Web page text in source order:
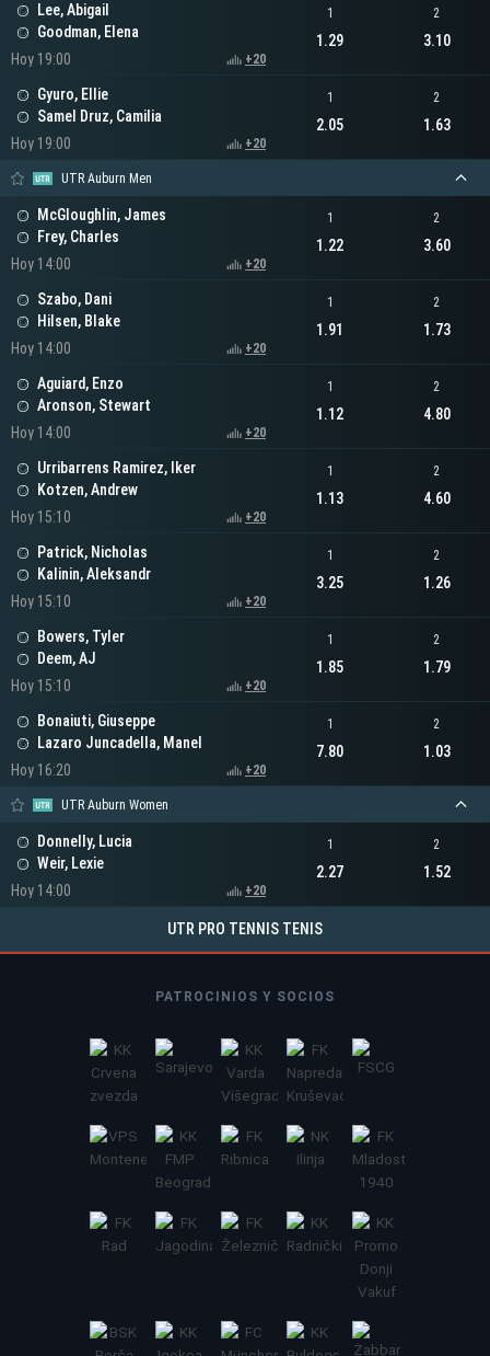
Lee, Abigail
Goodman, Elena
Hoy 19:00
+20
1
1.29
2
3.10
Gyuro, Ellie
Samel Druz, Camilia
Hoy 19:00
+20
1
2.05
2
1.63
UTR Auburn Men
McGloughlin, James
Frey, Charles
Hoy 14:00
+20
1
1.22
2
3.60
Szabo, Dani
Hilsen, Blake
Hoy 14:00
+20
1
1.91
2
1.73
Aguiard, Enzo
Aronson, Stewart
Hoy 14:00
+20
1
1.12
2
4.80
Urribarrens Ramirez, Iker
Kotzen, Andrew
Hoy 15:10
+20
1
1.13
2
4.60
Patrick, Nicholas
Kalinin, Aleksandr
Hoy 15:10
+20
1
3.25
2
1.26
Bowers, Tyler
Deem, AJ
Hoy 15:10
+20
1
1.85
2
1.79
Bonaiuti, Giuseppe
Lazaro Juncadella, Manel
Hoy 16:20
+20
1
7.80
2
1.03
UTR Auburn Women
Donnelly, Lucia
Weir, Lexie
Hoy 14:00
+20
1
2.27
2
1.52
UTR PRO TENNIS TENIS
PATROCINIOS Y SOCIOS